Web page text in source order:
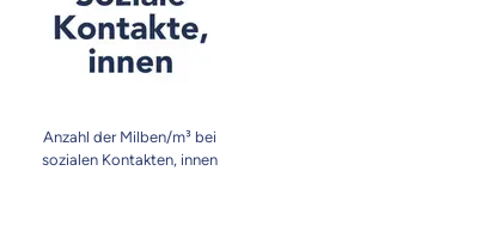
Anzahl der Milben/m³ bei
sozialen Kontakten, innen